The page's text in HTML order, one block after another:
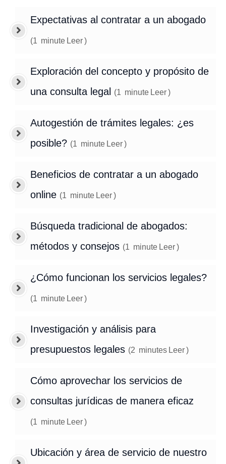
Expectativas al contratar a un abogado
(1 minute Leer)
Exploración del concepto y propósito de
una consulta legal
(1 minute Leer)
Autogestión de trámites legales: ¿es
posible? (1 minute Leer)
Beneficios de contratar a un abogado
online (1 minute Leer)
Búsqueda tradicional de abogados:
métodos y consejos (1 minute Leer)
¿Cómo funcionan los servicios legales?
(1 minute Leer)
Investigación y análisis para
presupuestos legales (2 minutes Leer)
Cómo aprovechar los servicios de
consultas jurídicas de manera eficaz
(1 minute Leer)
Ubicación y área de servicio de nuestro